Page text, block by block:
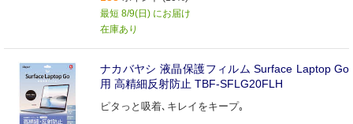
最短 8/9(日) にお届け
在庫あり
ナカバヤシ 液晶保護フィルム Surface Laptop Go
用 高精細反射防止 TBF-SFLG20FLH
ピタっと吸着､キレイをキープ｡